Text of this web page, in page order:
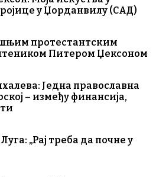
у Џорданвилу (САД)
протестантским
Питером Џексоном
Једна православна
– између финансија,
„Рај треба да почне у